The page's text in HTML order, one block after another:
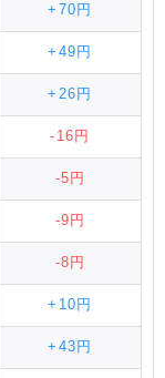
+70円
+49円
+26円
-16円
-5円
-9円
-8円
+10円
+43円